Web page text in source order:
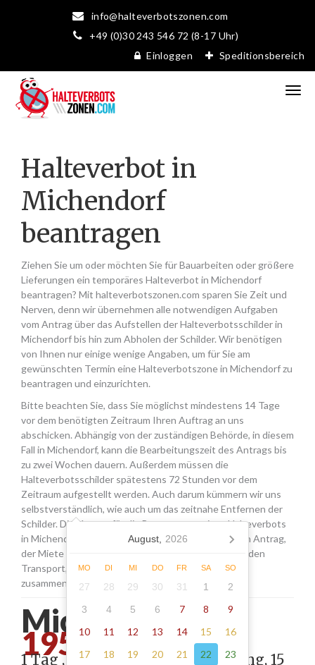
info@halteverbotszonen.com
+49 (0)30 243 546 72 (8-17 Uhr)
Einloggen
Speditionsbereich
Halteverbot in
Michendorf
beantragen
Ziehen Sie um oder möchten Sie für Bauarbeiten oder größere
Lieferungen ein temporäres Halteverbot in Michendorf
beantragen? Mit halteverbotszonen.com sparen Sie Zeit und
Nerven, denn wir übernehmen alle notwendigen Aufgaben
vom Antrag über das Aufstellen der Halteverbotsschilder in
Michendorf bis hin zum Abholen der Schilder. Wir benötigen
von Ihnen nur einige wenige Angaben, um für Sie am
gewünschten Termin eine Halteverbotszone in Michendorf zu
beantragen und einzurichten.
Bitte beachten Sie, dass Sie möglichst mindestens 14 Tage
vor dem benötigten Zeitraum Ihren Auftrag an uns
abschicken. Abhängig von der zuständigen Behörde, in diesem
Fall in Michendorf, kann die Bearbeitungszeit des Antrags bis
zu zwei Wochen dauern. Außerdem müssen die
Halteverbotsschilder spätestens 72 Stunden vor dem
Zeitraum aufgestellt werden. Auch darum kümmern wir uns
selbstverständlich, wie auch um das zeitnahe Entfernen der
Schilder. Die Kosten für die Beantragung eines Halteverbots
in Michendorf setzen sich aus den Gebühren für den Antrag,
der Miete für die Schilder sowie einer Pauschale für den
Transport, das Aufstellen und Abholen der Schilder
zusammen.
Michendorf -
195.00
1 Tag , Stellung gemäß Anordnung, 15
August, 2026
MO DI MI DO FR SA SO
27 28 29 30 31 1
2
3
4 5 6 7 8
9
10
11 12 13 14 15
16
17
18 19 20 21 22
23